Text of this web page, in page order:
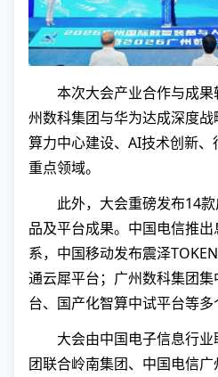
本次大会产业合作与成
州数科集团与华为达成深度
算力中心建设、AI技术创新
重点领域。
此外，大会重磅发布14
品及平台成果。中国电信推
系，中国移动发布震泽
通云犀平台；广州数科集团集
台、国产化智算中试平台等多
大会由中国电子信息行
团联合岭南集团、中国电信